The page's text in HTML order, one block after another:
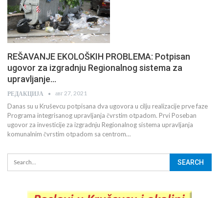
REŠAVANJE EKOLOŠKIH PROBLEMA: Potpisan
ugovor za izgradnju Regionalnog sistema za
upravljanje…
РЕДАКЦИЈА авг 27, 2021
Danas su u Kruševcu potpisana dva ugovora u cilju realizacije prve faze
Programa integrisanog upravljanja čvrstim otpadom. Prvi Poseban
ugovor za investicije za izgradnju Regionalnog sistema upravljanja
komunalnim čvrstim otpadom sa centrom…